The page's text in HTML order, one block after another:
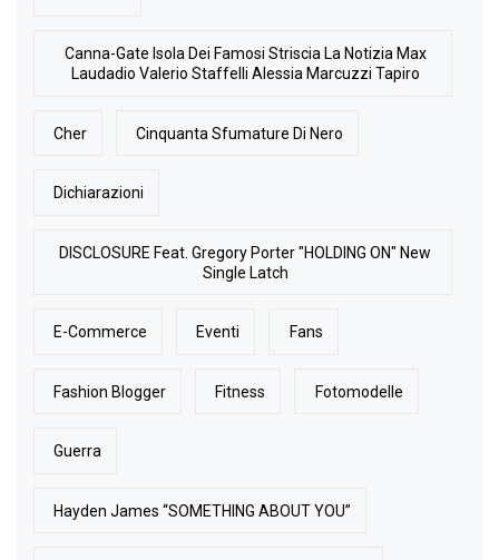
Canna-Gate Isola Dei Famosi Striscia La Notizia Max
Laudadio Valerio Staffelli Alessia Marcuzzi Tapiro
Cher Cinquanta Sfumature Di Nero
Dichiarazioni
DISCLOSURE Feat. Gregory Porter "HOLDING ON" New
Single Latch
E-Commerce Eventi Fans
Fashion Blogger Fitness Fotomodelle
Guerra
Hayden James “SOMETHING ABOUT YOU”